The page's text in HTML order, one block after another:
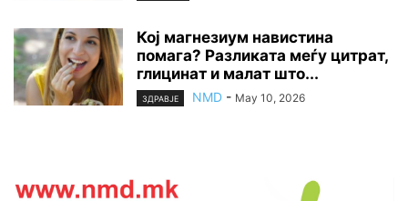
Кој магнезиум навистина
помага? Разликата меѓу цитрат,
глицинат и малат што...
ЗДРАВЈЕ NMD - May 10, 2026